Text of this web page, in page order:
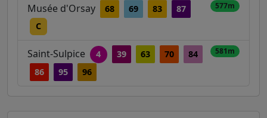
Musée d'Orsay 68 69 83
87
C
577m
Saint-Sulpice 4 39 63 70
84
86
95 96
581m